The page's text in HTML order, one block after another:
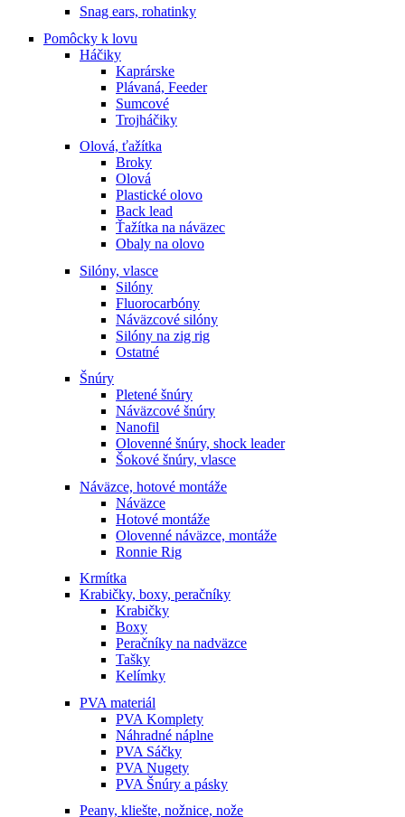
Snag ears, rohatinky
Pomôcky k lovu
Háčiky
Kaprárske
Plávaná, Feeder
Sumcové
Trojháčiky
Olová, ťažítka
Broky
Olová
Plastické olovo
Back lead
Ťažítka na náväzec
Obaly na olovo
Silóny, vlasce
Silóny
Fluorocarbóny
Náväzcové silóny
Silóny na zig rig
Ostatné
Šnúry
Pletené šnúry
Náväzcové šnúry
Nanofil
Olovenné šnúry, shock leader
Šokové šnúry, vlasce
Náväzce, hotové montáže
Náväzce
Hotové montáže
Olovenné náväzce, montáže
Ronnie Rig
Krmítka
Krabičky, boxy, peračníky
Krabičky
Boxy
Peračníky na nadväzce
Tašky
Kelímky
PVA materiál
PVA Komplety
Náhradné náplne
PVA Sáčky
PVA Nugety
PVA Šnúry a pásky
Peany, kliešte, nožnice, nože